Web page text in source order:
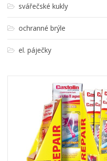
svářečské kukly
ochranné brýle
el. páječky